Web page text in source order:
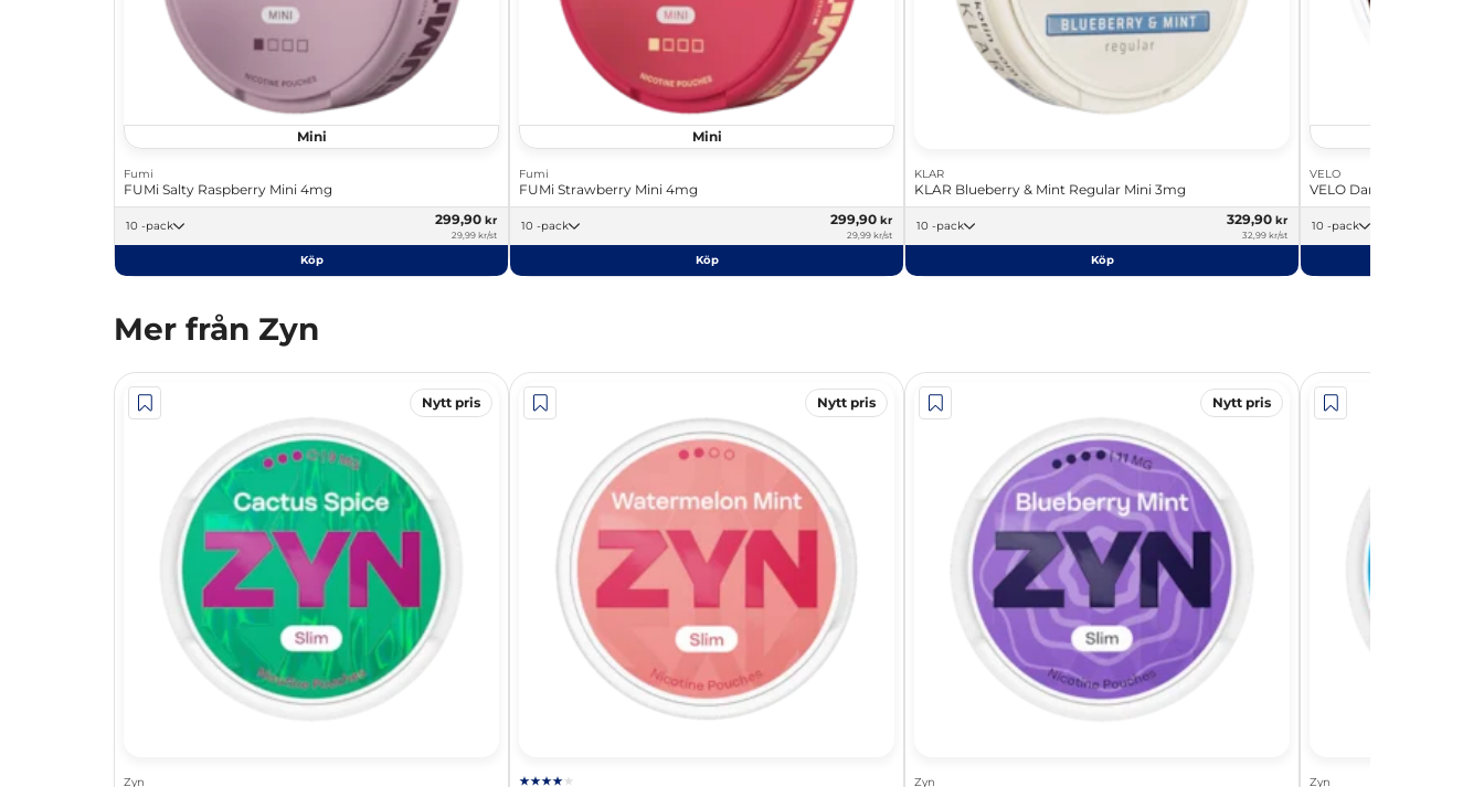
Mini
Fumi
FUMi Salty Raspberry Mini 4mg
10 -pack 299,90 kr
29,99 kr/st
Köp
Mini
Fumi
FUMi Strawberry Mini 4mg
10 -pack 299,90 kr
29,99 kr/st
Köp
KLAR
KLAR Blueberry & Mint Regular Mini 3mg
10 -pack 329,90 kr
32,99 kr/st
Köp
VELO
VELO Dark Cherry Mini
10 -pack
Mer från Zyn
Nytt pris
Zyn
Nytt pris Nytt pris
Zyn Zyn